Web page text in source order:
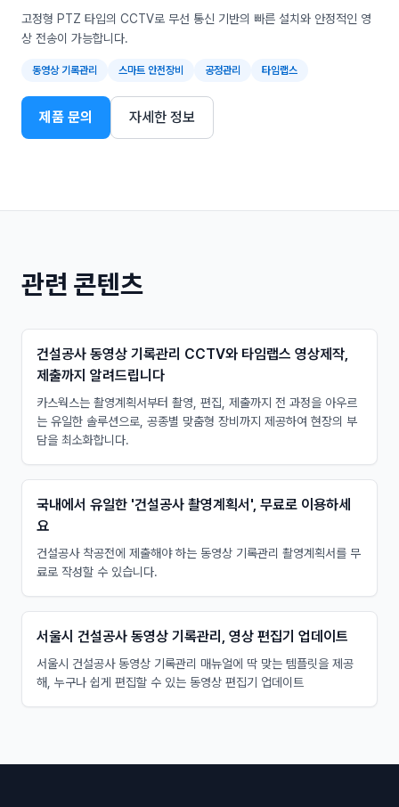
고정형 PTZ 타입의 CCTV로 무선 통신 기반의 빠른 설치와 안정적인 영
상 전송이 가능합니다.
동영상 기록관리 스마트 안전장비 공정관리 타임랩스
제품 문의 자세한 정보
관련 콘텐츠
건설공사 동영상 기록관리 CCTV와 타임랩스 영상제작,
제출까지 알려드립니다
카스웍스는 촬영계획서부터 촬영, 편집, 제출까지 전 과정을 아우르
는 유일한 솔루션으로, 공종별 맞춤형 장비까지 제공하여 현장의 부
담을 최소화합니다.
국내에서 유일한 '건설공사 촬영계획서', 무료로 이용하세
요
건설공사 착공전에 제출해야 하는 동영상 기록관리 촬영계획서를 무
료로 작성할 수 있습니다.
서울시 건설공사 동영상 기록관리, 영상 편집기 업데이트
서울시 건설공사 동영상 기록관리 매뉴얼에 딱 맞는 템플릿을 제공
해, 누구나 쉽게 편집할 수 있는 동영상 편집기 업데이트